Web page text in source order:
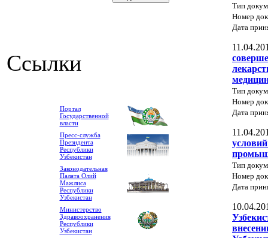
Ссылки
Портал
Государственной
власти
Пресс-служба
Президента
Республики
Узбекистан
Законодательная
Палата Олий
Мажлиса
Республики
Узбекистан
Министерство
Здравоохранения
Республики
Узбекистан
Тип
Номер
Дата
Тип
Номер
Дата
Тип
Номер
Дата